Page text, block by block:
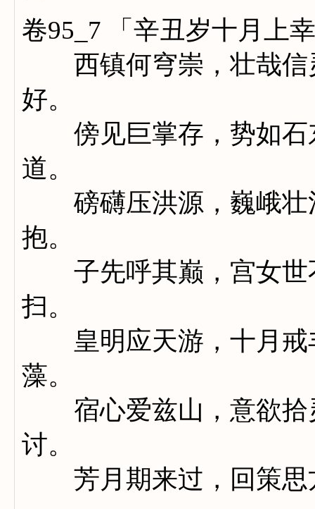
卷95_7 「辛丑岁十月上
西镇何穹崇，壮哉信
好。
傍见巨掌存，势如石
道。
磅礴压洪源，巍峨壮
抱。
子先呼其巅，宫女世
扫。
皇明应天游，十月戒
藻。
宿心爱兹山，意欲拾
讨。
芳月期来过，回策思